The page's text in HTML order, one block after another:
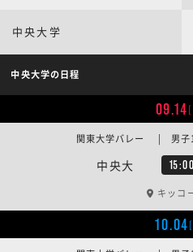
中央大学
中央大学の日程
09.14
中央大 15:00
関東大学バレー | 男子1
キッコ
10.04